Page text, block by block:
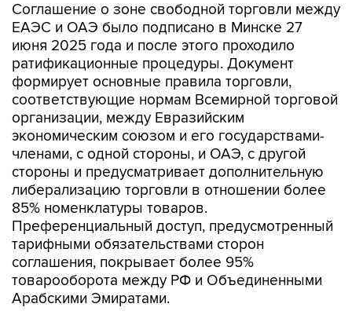
Соглашение о зоне свободной торговли между
ЕАЭС и ОАЭ было подписано в Минске 27
июня 2025 года и после этого проходило
ратификационные процедуры. Документ
формирует основные правила торговли,
соответствующие нормам Всемирной торговой
организации, между Евразийским
экономическим союзом и его государствами-
членами, с одной стороны, и ОАЭ, с другой
стороны и предусматривает дополнительную
либерализацию торговли в отношении более
85% номенклатуры товаров.
Преференциальный доступ, предусмотренный
тарифными обязательствами сторон
соглашения, покрывает более 95%
товарооборота между РФ и Объединенными
Арабскими Эмиратами.